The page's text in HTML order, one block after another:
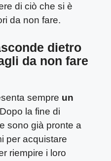
di ciò che si è
da non fare.
dietro
da non fare
sempre un
la fine di
sono già pronte a
per acquistare
riempire i loro